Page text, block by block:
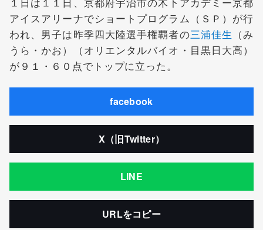
アイスアリーナでショートプログラム（ＳＰ）が行
われ、男子は昨季四大陸選手権覇者の三浦佳生 （み
うら・かお）（オリエンタルバイオ・目黒日大高）
が９１・６０点でトップに立った。
facebook
X（旧Twitter）
LINE
URLをコピー